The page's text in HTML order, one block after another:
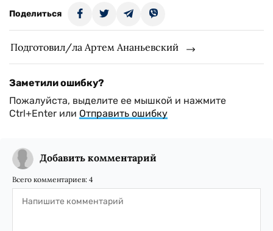
Поделиться
Подготовил/ла Артем Ананьевский
Заметили ошибку?
Пожалуйста, выделите ее мышкой и нажмите
Ctrl+Enter или Отправить ошибку
Добавить комментарий
Всего комментариев: 4